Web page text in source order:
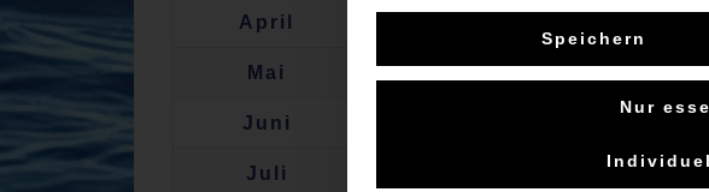
April
Mai 05. - 12.
Juni
Juli
Speichern
Nur